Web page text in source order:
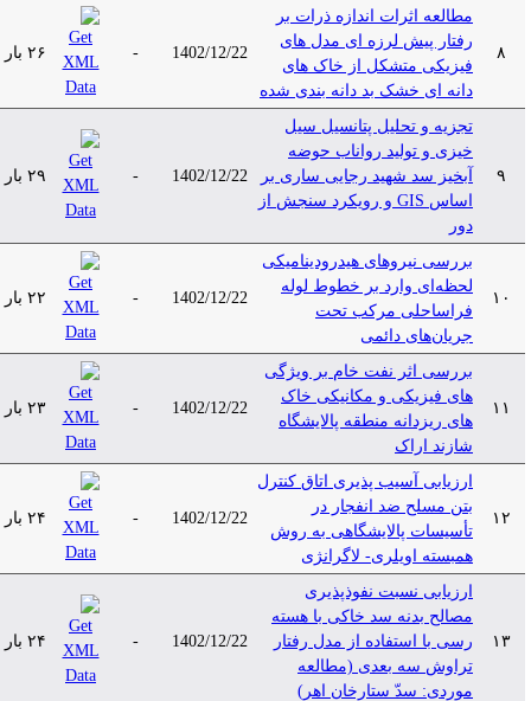
مطالعه اثرات اندازه ذرات بر
رفتار پیش لرزه ای مدل های
فیزیکی متشکل از خاک های
دانه ای خشک بد دانه بندی شده
1402/12/22 ۲۶ بار
تجزیه و تحلیل پتانسیل سیل
خیزی و تولید رواناب حوضه
آبخیز سد شهید رجایی ساری بر
اساس GIS و رویکرد سنجش از
دور
1402/12/22 ۲۹ بار
۱۰
بررسی نیروهای هیدرودینامیکی
لحظه‌ای وارد بر خطوط لوله
فراساحلی مرکب تحت
جریان‌های دائمی
1402/12/22 ۲۲ بار
۱۱
بررسی اثر نفت خام بر ویژگی
های فیزیکی و مکانیکی خاک
های ریزدانه منطقه پالایشگاه
شازند اراک
1402/12/22 ۲۳ بار
۱۲
ارزیابی آسیب پذیری اتاق کنترل
بتن مسلح ضد انفجار در
تأسیسات پالایشگاهی به روش
همبسته اویلری- لاگرانژی
1402/12/22 ۲۴ بار
۱۳
ارزیابی نسبت نفوذپذیری
مصالح بدنه سد خاکی با هسته
رسی با استفاده از مدل رفتار
تراوش سه بعدی (مطالعه
موردی: سدّ ستارخان اهر)
1402/12/22 ۲۴ بار